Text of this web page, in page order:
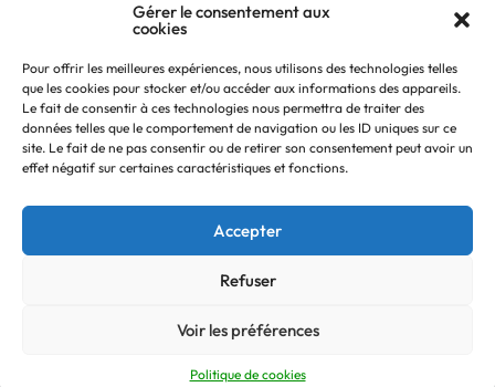
Gérer le consentement aux
cookies
Pour offrir les meilleures expériences, nous utilisons des technologies telles
que les cookies pour stocker et/ou accéder aux informations des appareils.
Le fait de consentir à ces technologies nous permettra de traiter des
données telles que le comportement de navigation ou les ID uniques sur ce
site. Le fait de ne pas consentir ou de retirer son consentement peut avoir un
effet négatif sur certaines caractéristiques et fonctions.
Accepter
Refuser
Voir les préférences
Politique de cookies
Qu’est-ce que le GIR ?
Pourquoi adhérer ?
On parle de nous !
Actualités
Contactez-nous
Recevez notre Newsletter
Recrutements
Politique de confidentialité
Retour en
haut